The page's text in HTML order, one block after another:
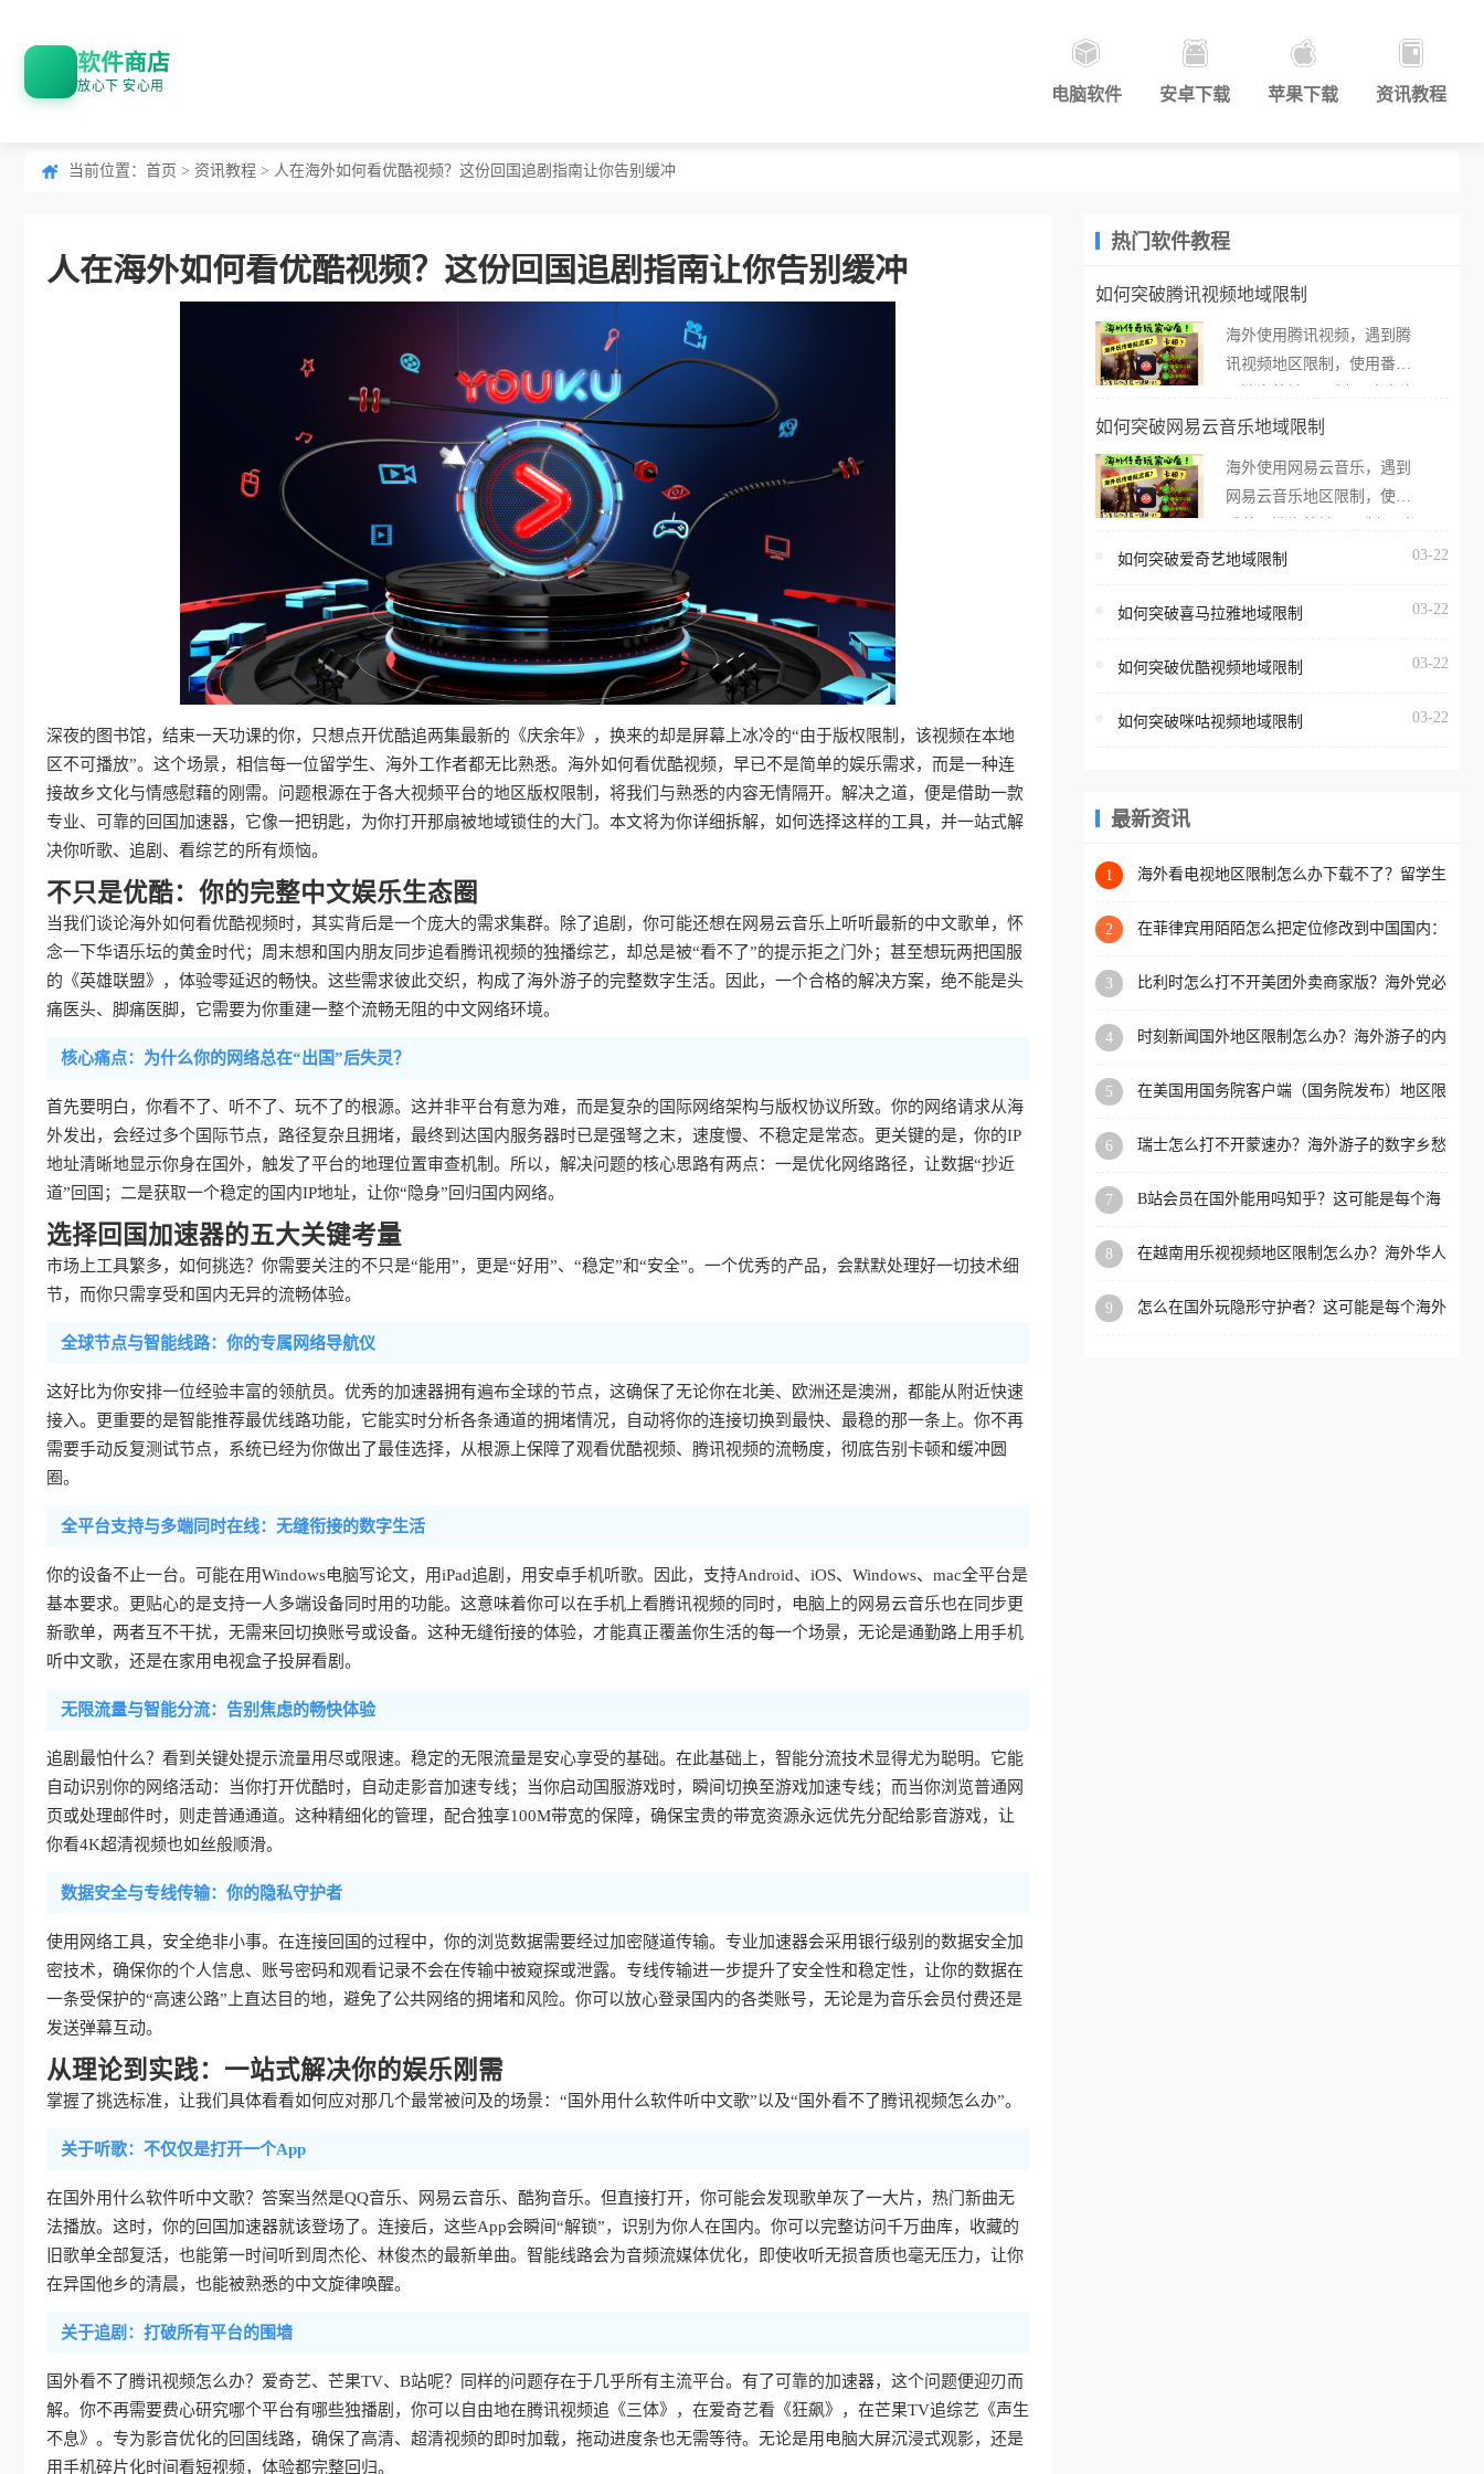
软件商店
放心下 安心用 电脑软件 安卓下载 苹果下载 资讯教程
当前位置： 首页 > 资讯教程 > 人在海外如何看优酷视频？这份回国追剧指南让你告别缓冲
人在海外如何看优酷视频？这份回国追剧指南让你告别缓冲
深夜的图书馆，结束一天功课的你，只想点开优酷追两集最新的《庆余年》，换来的却是屏幕上冰冷的“由于版权限制，该视频在本地
区不可播放”。这个场景，相信每一位留学生、海外工作者都无比熟悉。海外如何看优酷视频，早已不是简单的娱乐需求，而是一种连
接故乡文化与情感慰藉的刚需。问题根源在于各大视频平台的地区版权限制，将我们与熟悉的内容无情隔开。解决之道，便是借助一款
专业、可靠的回国加速器，它像一把钥匙，为你打开那扇被地域锁住的大门。本文将为你详细拆解，如何选择这样的工具，并一站式解
决你听歌、追剧、看综艺的所有烦恼。
不只是优酷：你的完整中文娱乐生态圈
当我们谈论海外如何看优酷视频时，其实背后是一个庞大的需求集群。除了追剧，你可能还想在网易云音乐上听听最新的中文歌单，怀
念一下华语乐坛的黄金时代；周末想和国内朋友同步追看腾讯视频的独播综艺，却总是被“看不了”的提示拒之门外；甚至想玩两把国服
的《英雄联盟》，体验零延迟的畅快。这些需求彼此交织，构成了海外游子的完整数字生活。因此，一个合格的解决方案，绝不能是头
痛医头、脚痛医脚，它需要为你重建一整个流畅无阻的中文网络环境。
核心痛点：为什么你的网络总在“出国”后失灵？
首先要明白，你看不了、听不了、玩不了的根源。这并非平台有意为难，而是复杂的国际网络架构与版权协议所致。你的网络请求从海
外发出，会经过多个国际节点，路径复杂且拥堵，最终到达国内服务器时已是强弩之末，速度慢、不稳定是常态。更关键的是，你的IP
地址清晰地显示你身在国外，触发了平台的地理位置审查机制。所以，解决问题的核心思路有两点：一是优化网络路径，让数据“抄近
道”回国；二是获取一个稳定的国内IP地址，让你“隐身”回归国内网络。
选择回国加速器的五大关键考量
市场上工具繁多，如何挑选？你需要关注的不只是“能用”，更是“好用”、“稳定”和“安全”。一个优秀的产品，会默默处理好一切技术细
节，而你只需享受和国内无异的流畅体验。
全球节点与智能线路：你的专属网络导航仪
这好比为你安排一位经验丰富的领航员。优秀的加速器拥有遍布全球的节点，这确保了无论你在北美、欧洲还是澳洲，都能从附近快速
接入。更重要的是智能推荐最优线路功能，它能实时分析各条通道的拥堵情况，自动将你的连接切换到最快、最稳的那一条上。你不再
需要手动反复测试节点，系统已经为你做出了最佳选择，从根源上保障了观看优酷视频、腾讯视频的流畅度，彻底告别卡顿和缓冲圆
圈。
全平台支持与多端同时在线：无缝衔接的数字生活
你的设备不止一台。可能在用Windows电脑写论文，用iPad追剧，用安卓手机听歌。因此，支持Android、iOS、Windows、mac全平台是
基本要求。更贴心的是支持一人多端设备同时用的功能。这意味着你可以在手机上看腾讯视频的同时，电脑上的网易云音乐也在同步更
新歌单，两者互不干扰，无需来回切换账号或设备。这种无缝衔接的体验，才能真正覆盖你生活的每一个场景，无论是通勤路上用手机
听中文歌，还是在家用电视盒子投屏看剧。
无限流量与智能分流：告别焦虑的畅快体验
追剧最怕什么？看到关键处提示流量用尽或限速。稳定的无限流量是安心享受的基础。在此基础上，智能分流技术显得尤为聪明。它能
自动识别你的网络活动：当你打开优酷时，自动走影音加速专线；当你启动国服游戏时，瞬间切换至游戏加速专线；而当你浏览普通网
页或处理邮件时，则走普通通道。这种精细化的管理，配合独享100M带宽的保障，确保宝贵的带宽资源永远优先分配给影音游戏，让
你看4K超清视频也如丝般顺滑。
数据安全与专线传输：你的隐私守护者
使用网络工具，安全绝非小事。在连接回国的过程中，你的浏览数据需要经过加密隧道传输。专业加速器会采用银行级别的数据安全加
密技术，确保你的个人信息、账号密码和观看记录不会在传输中被窥探或泄露。专线传输进一步提升了安全性和稳定性，让你的数据在
一条受保护的“高速公路”上直达目的地，避免了公共网络的拥堵和风险。你可以放心登录国内的各类账号，无论是为音乐会员付费还是
发送弹幕互动。
从理论到实践：一站式解决你的娱乐刚需
掌握了挑选标准，让我们具体看看如何应对那几个最常被问及的场景：“国外用什么软件听中文歌”以及“国外看不了腾讯视频怎么办”。
关于听歌：不仅仅是打开一个App
在国外用什么软件听中文歌？答案当然是QQ音乐、网易云音乐、酷狗音乐。但直接打开，你可能会发现歌单灰了一大片，热门新曲无
法播放。这时，你的回国加速器就该登场了。连接后，这些App会瞬间“解锁”，识别为你人在国内。你可以完整访问千万曲库，收藏的
旧歌单全部复活，也能第一时间听到周杰伦、林俊杰的最新单曲。智能线路会为音频流媒体优化，即使收听无损音质也毫无压力，让你
在异国他乡的清晨，也能被熟悉的中文旋律唤醒。
关于追剧：打破所有平台的围墙
国外看不了腾讯视频怎么办？爱奇艺、芒果TV、B站呢？同样的问题存在于几乎所有主流平台。有了可靠的加速器，这个问题便迎刃而
解。你不再需要费心研究哪个平台有哪些独播剧，你可以自由地在腾讯视频追《三体》，在爱奇艺看《狂飙》，在芒果TV追综艺《声生
不息》。专为影音优化的回国线路，确保了高清、超清视频的即时加载，拖动进度条也无需等待。无论是用电脑大屏沉浸式观影，还是
用手机碎片化时间看短视频，体验都完整回归。
热门软件教程
如何突破腾讯视频地域限制
海外使用腾讯视频，遇到腾
讯视频地区限制，使用番茄
外打开腾讯视频，却突然弹
地区无法播放”的提示语。
海外用户如香港、澳门、台
亚、欧洲等国家和地区时，
台一样，出现地区及版权限
地区播放。 遇到这个问题的
区工作、留学、定居等，都
权限制所困扰。
如何突破网易云音乐地域限制
海外使用网易云音乐，遇到
网易云音乐地区限制，使用
在海外打开网易云音乐，却
所在的地区无法播放”的提示
门、台湾、美国、加拿大、
区时，网易云音乐也会像其
回国加速器，即可解决「海
版权限制」的问题，无论人
国、加拿大、澳大利亚、欧
学、定居等，都可以使用，
扰。
如何突破爱奇艺地域限制 03-22
如何突破喜马拉雅地域限制 03-22
如何突破优酷视频地域限制 03-22
如何突破咪咕视频地域限制 03-22
最新资讯
1
海外看电视地区限制怎么办下载不了？留学生
2
在菲律宾用陌陌怎么把定位修改到中国国内：
3
比利时怎么打不开美团外卖商家版？海外党必
4
时刻新闻国外地区限制怎么办？海外游子的内
5
在美国用国务院客户端（国务院发布）地区限
6
瑞士怎么打不开蒙速办？海外游子的数字乡愁
7
B站会员在国外能用吗知乎？这可能是每个海
8
在越南用乐视视频地区限制怎么办？海外华人
9
怎么在国外玩隐形守护者？这可能是每个海外